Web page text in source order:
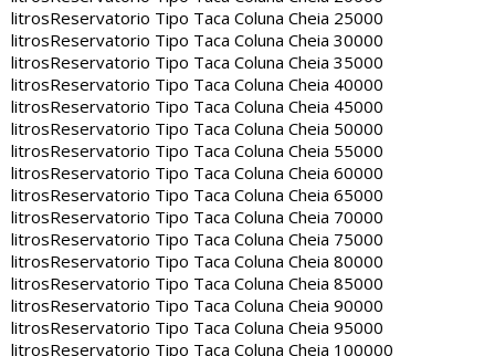
litrosReservatorio Tipo Taca Coluna Cheia 25000
litrosReservatorio Tipo Taca Coluna Cheia 30000
litrosReservatorio Tipo Taca Coluna Cheia 35000
litrosReservatorio Tipo Taca Coluna Cheia 40000
litrosReservatorio Tipo Taca Coluna Cheia 45000
litrosReservatorio Tipo Taca Coluna Cheia 50000
litrosReservatorio Tipo Taca Coluna Cheia 55000
litrosReservatorio Tipo Taca Coluna Cheia 60000
litrosReservatorio Tipo Taca Coluna Cheia 65000
litrosReservatorio Tipo Taca Coluna Cheia 70000
litrosReservatorio Tipo Taca Coluna Cheia 75000
litrosReservatorio Tipo Taca Coluna Cheia 80000
litrosReservatorio Tipo Taca Coluna Cheia 85000
litrosReservatorio Tipo Taca Coluna Cheia 90000
litrosReservatorio Tipo Taca Coluna Cheia 95000
litrosReservatorio Tipo Taca Coluna Cheia 100000